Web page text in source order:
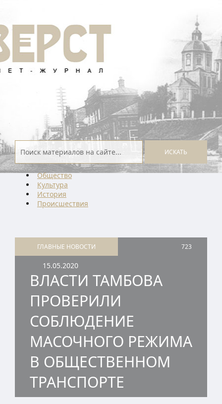
ИСКАТЬ
Общество
Культура
История
Проиcшествия
ГЛАВНЫЕ НОВОСТИ 723
15.05.2020
ВЛАСТИ ТАМБОВА
ПРОВЕРИЛИ
СОБЛЮДЕНИЕ
МАСОЧНОГО РЕЖИМА
В ОБЩЕСТВЕННОМ
ТРАНСПОРТЕ